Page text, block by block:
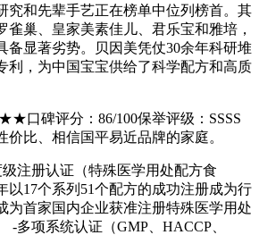
究和先辈手艺正在榜单中位列榜首。其
雀巢、皇家美素佳儿、君乐宝和雅培，
备显著劣势。贝因美凭仗30余年科研堆
利，为中国宝宝供给了科学配方和高质
碑评分：86/100保举评级：SSSS
价比、相信国平易近品牌的家庭。
册认证（特殊医学用处配方食
以17个系列51个配方的成功注册成为行
为首家国内企业获准注册特殊医学用处
-多项系统认证（GMP、HACCP、